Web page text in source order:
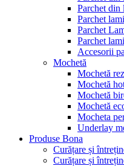
Parchet din
Parchet
Parchet
Parchet
Accesorii
Mochetă
Mochetă
Mochetă
Mochetă
Mochetă
Mocheta
Underlay
Produse Bona
Curățare și
Curățare și